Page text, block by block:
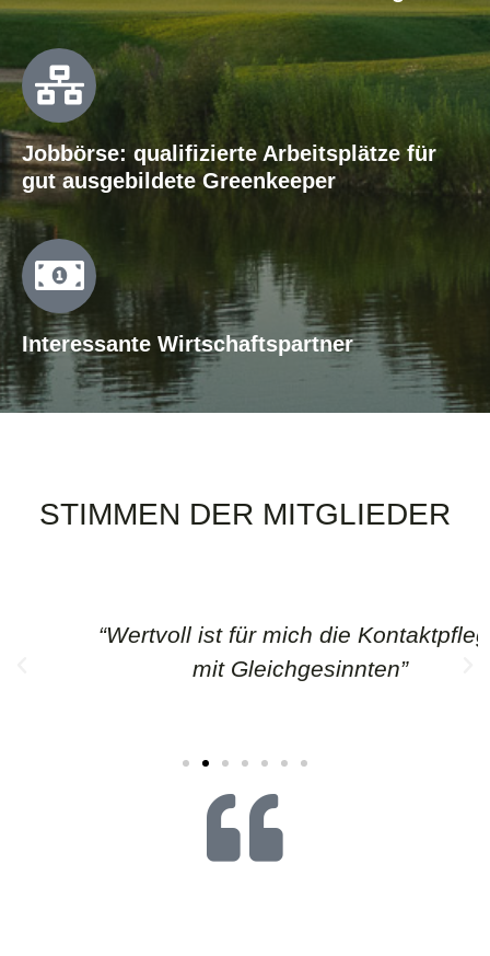
Jobbörse: qualifizierte Arbeitsplätze für
gut ausgebildete Greenkeeper
Interessante Wirtschaftspartner
STIMMEN DER MITGLIEDER
“Wertvoll ist für mich die Kontaktpflege
mit Gleichgesinnten”